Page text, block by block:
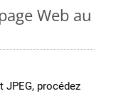
Web au
JPEG, procédez